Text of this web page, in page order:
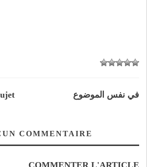
في نفس الموضوع
COMMENTAIRE
COMMENTER L'ARTICLE